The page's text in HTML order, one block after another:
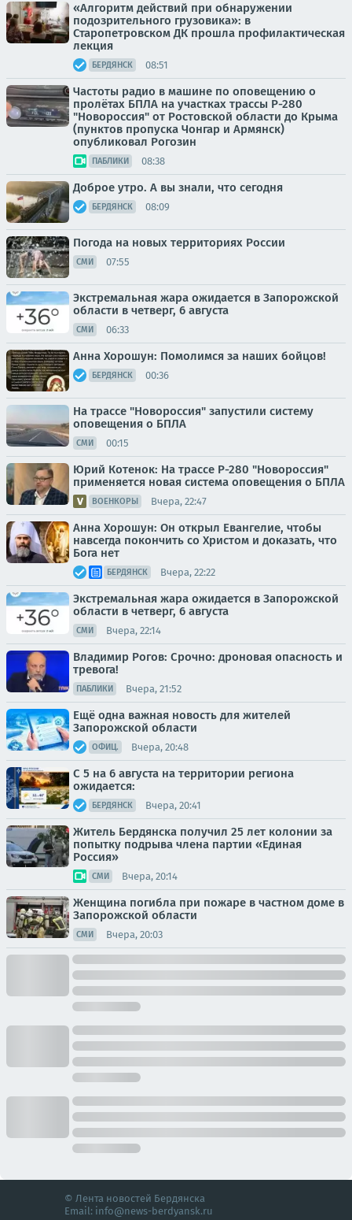
«Алгоритм действий при обнаружении
подозрительного грузовика»: в
Старопетровском ДК прошла профилактическая
лекция
БЕРДЯНСК 08:51
Частоты радио в машине по оповещению о
пролётах БПЛА на участках трассы Р-280
"Новороссия" от Ростовской области до Крыма
(пунктов пропуска Чонгар и Армянск)
опубликовал Рогозин
ПАБЛИКИ 08:38
Доброе утро. А вы знали, что сегодня
БЕРДЯНСК 08:09
Погода на новых территориях России
СМИ 07:55
Экстремальная жара ожидается в Запорожской
области в четверг, 6 августа
СМИ 06:33
Анна Хорошун: Помолимся за наших бойцов!
БЕРДЯНСК 00:36
На трассе "Новороссия" запустили систему
оповещения о БПЛА
СМИ 00:15
Юрий Котенок: На трассе Р-280 "Новороссия"
применяется новая система оповещения о БПЛА
ВОЕНКОРЫ Вчера, 22:47
Анна Хорошун: Он открыл Евангелие, чтобы
навсегда покончить со Христом и доказать, что
Бога нет
БЕРДЯНСК Вчера, 22:22
Экстремальная жара ожидается в Запорожской
области в четверг, 6 августа
СМИ Вчера, 22:14
Владимир Рогов: Срочно: дроновая опасность и
тревога!
ПАБЛИКИ Вчера, 21:52
Ещё одна важная новость для жителей
Запорожской области
ОФИЦ. Вчера, 20:48
С 5 на 6 августа на территории региона
ожидается:
БЕРДЯНСК Вчера, 20:41
Житель Бердянска получил 25 лет колонии за
попытку подрыва члена партии «Единая
Россия»
СМИ Вчера, 20:14
Женщина погибла при пожаре в частном доме в
Запорожской области
СМИ Вчера, 20:03
© Лента новостей Бердянска
Email: info@news-berdyansk.ru